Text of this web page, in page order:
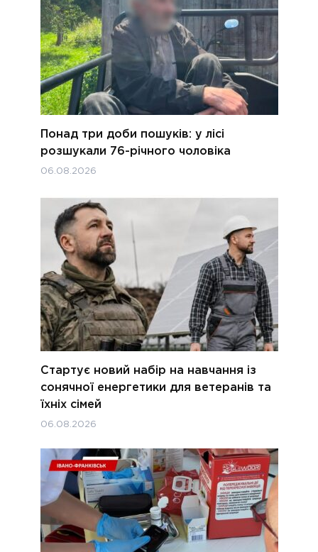
Понад три доби пошуків: у лісі
розшукали 76-річного чоловіка
06.08.2026
Стартує новий набір на навчання із
сонячної енергетики для ветеранів та
їхніх сімей
06.08.2026